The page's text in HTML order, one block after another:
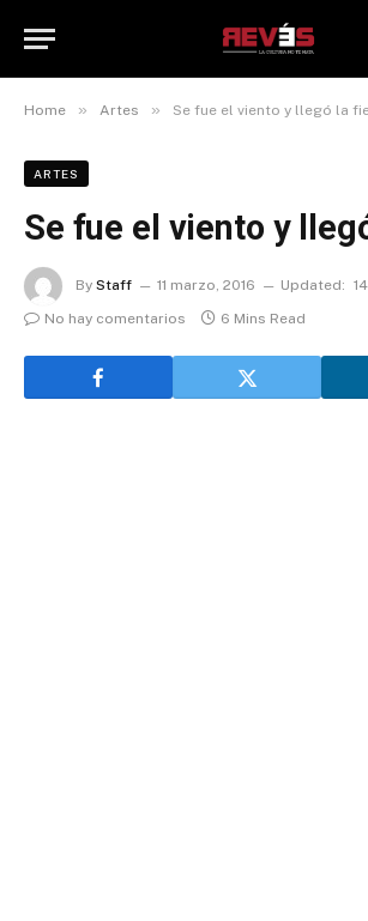
Home » Artes » Se fue el viento y llegó la
ARTES
Se fue el viento y
By Staff 11 marzo, 2016 Updated:
No hay comentarios
6 Mins Read